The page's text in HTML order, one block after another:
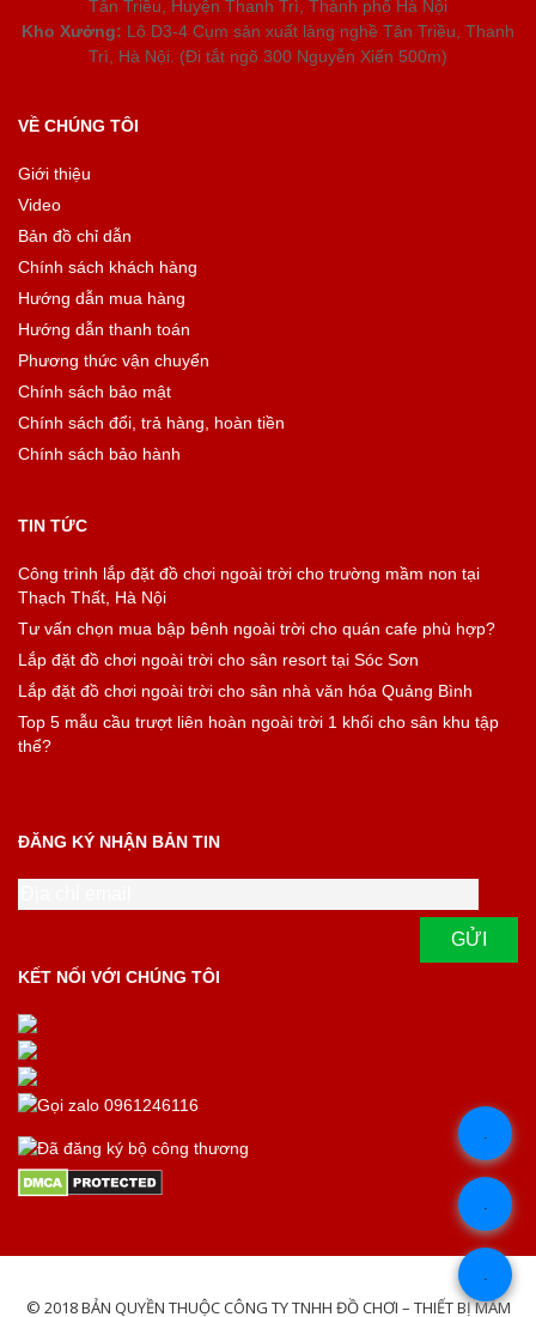
Tân Triều, Huyện Thanh Trì, Thành phố Hà Nội
Kho Xưởng: Lô D3-4 Cụm sản xuất làng nghề Tân Triều, Thanh
Trì, Hà Nội. (Đi tắt ngõ 300 Nguyễn Xiển 500m)
VỀ CHÚNG TÔI
Giới thiệu
Video
Bản đồ chỉ dẫn
Chính sách khách hàng
Hướng dẫn mua hàng
Hướng dẫn thanh toán
Phương thức vận chuyển
Chính sách bảo mật
Chính sách đổi, trả hàng, hoàn tiền
Chính sách bảo hành
TIN TỨC
Công trình lắp đặt đồ chơi ngoài trời cho trường mầm non tại
Thạch Thất, Hà Nội
Tư vấn chọn mua bập bênh ngoài trời cho quán cafe phù hợp?
Lắp đặt đồ chơi ngoài trời cho sân resort tại Sóc Sơn
Lắp đặt đồ chơi ngoài trời cho sân nhà văn hóa Quảng Bình
Top 5 mẫu cầu trượt liên hoàn ngoài trời 1 khối cho sân khu tập
thể?
ĐĂNG KÝ NHẬN BẢN TIN
KẾT NỐI VỚI CHÚNG TÔI
© 2018 BẢN QUYỀN THUỘC CÔNG TY TNHH ĐỒ CHƠI – THIẾT BỊ MẦM
.
.
.